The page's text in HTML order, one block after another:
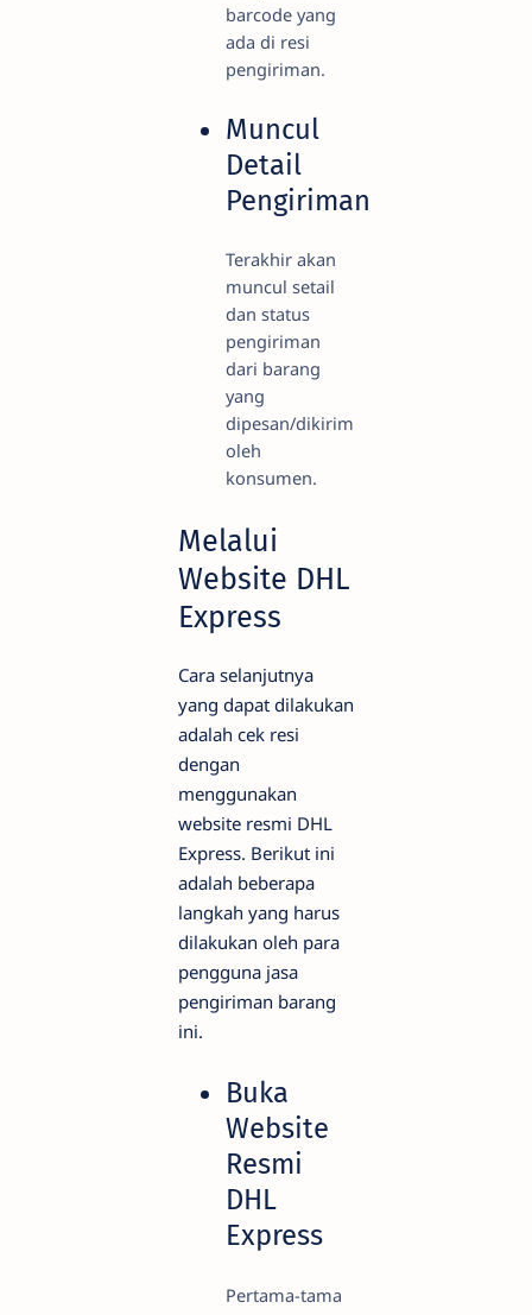
barcode yang
ada di resi
pengiriman.
Muncul
Detail
Pengiriman
Terakhir akan
muncul setail
dan status
pengiriman
dari barang
yang
dipesan/dikirim
oleh
konsumen.
Melalui
Website DHL
Express
Cara selanjutnya
yang dapat dilakukan
adalah cek resi
dengan
menggunakan
website resmi DHL
Express. Berikut ini
adalah beberapa
langkah yang harus
dilakukan oleh para
pengguna jasa
pengiriman barang
ini.
Buka
Website
Resmi
DHL
Express
Pertama-tama